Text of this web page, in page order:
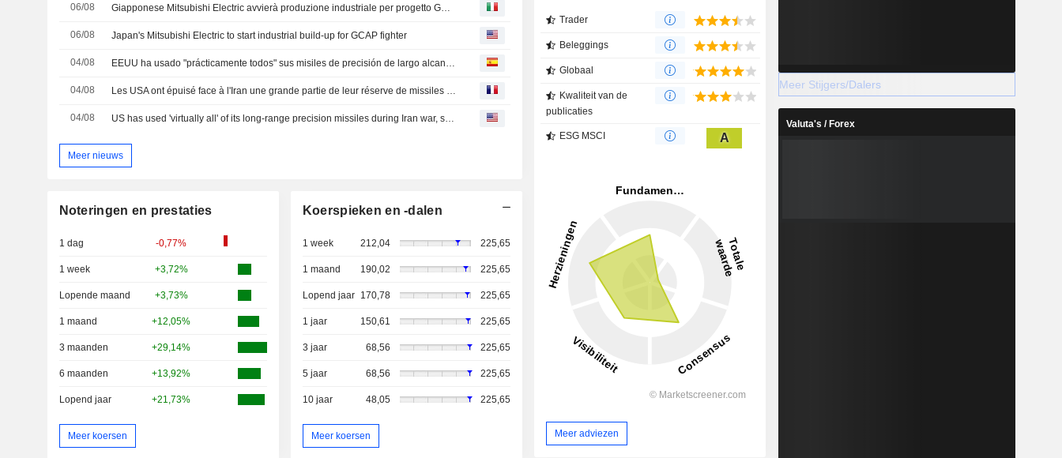
06/08 Giapponese Mitsubishi Electric avvierà produzione industriale per progetto GCAP
06/08 Japan's Mitsubishi Electric to start industrial build-up for GCAP fighter
04/08 EEUU ha usado "prácticamente todos" sus misiles de precisión de largo alcance: fuentes
04/08 Les USA ont épuisé face à l'Iran une grande partie de leur réserve de missiles à longue portée-sources
04/08 US has used 'virtually all' of its long-range precision missiles during Iran war, sources say
Meer nieuws
Noteringen en prestaties
1 dag -0,77%
1 week +3,72%
Lopende maand +3,73%
1 maand +12,05%
3 maanden +29,14%
6 maanden +13,92%
Lopend jaar +21,73%
Meer koersen
Koerspieken en -dalen
1 week 212,04 225,65
1 maand 190,02 225,65
Lopend jaar 170,78 225,65
1 jaar 150,61 225,65
3 jaar 68,56 225,65
5 jaar 68,56 225,65
10 jaar 48,05 225,65
Meer koersen
Trader
Beleggings
Globaal
Kwaliteit van de
publicaties
ESG MSCI A
Meer adviezen
Meer Stijgers/Dalers
Valuta's / Forex